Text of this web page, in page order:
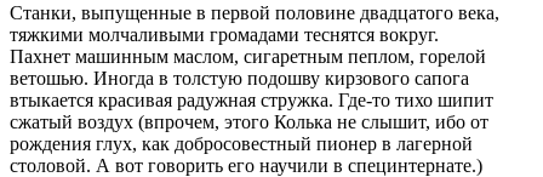
Станки, выпущенные в первой половине двадцатого века,
тяжкими молчаливыми громадами теснятся вокруг.
Пахнет машинным маслом, сигаретным пеплом, горелой
ветошью. Иногда в толстую подошву кирзового сапога
втыкается красивая радужная стружка. Где-то тихо шипит
сжатый воздух (впрочем, этого Колька не слышит, ибо от
рождения глух, как добросовестный пионер в лагерной
столовой. А вот говорить его научили в специнтернате.)